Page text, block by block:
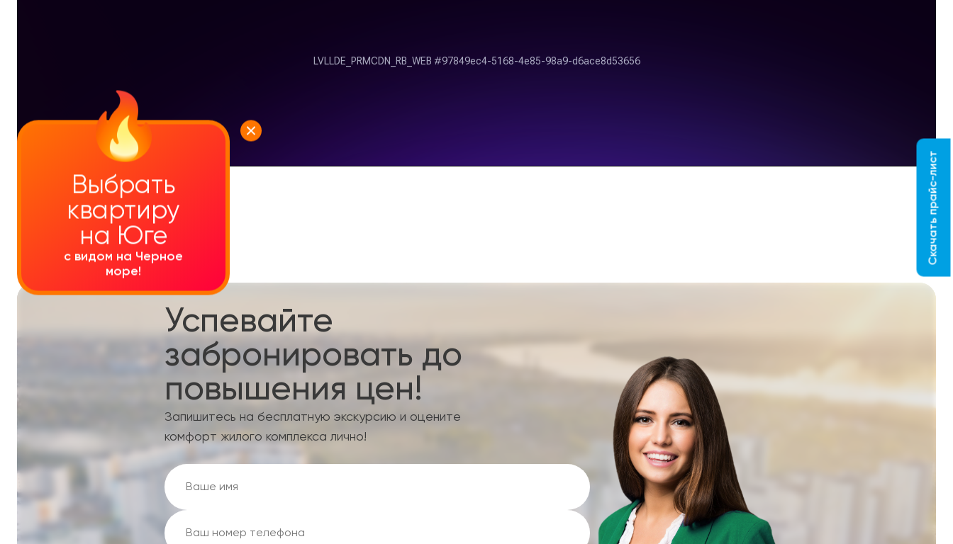
УЗНАТЬ ПОДРОБНЕЕ
Успевайте
забронировать до
повышения цен!
Запишитесь на бесплатную экскурсию и оцените
комфорт жилого комплекса лично!
Скачать прайс-лист
Выбрать
квартиру
на Юге
с видом на Черное
море!